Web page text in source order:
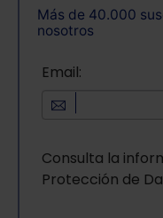
Más de 40.000
nosotros
Email:
Consulta la
Protección de